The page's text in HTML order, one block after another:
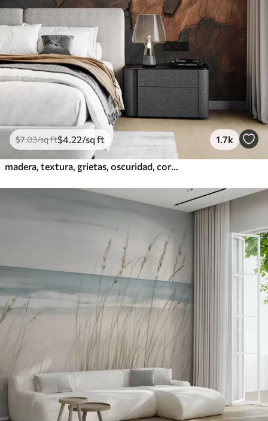
$7.03/sq ft$4 .22/sq ft 1.7k